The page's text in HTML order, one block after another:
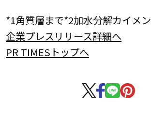
*1角質層まで*2加水分解カイメン
企業プレスリリース詳細へ
PR TIMESトップへ